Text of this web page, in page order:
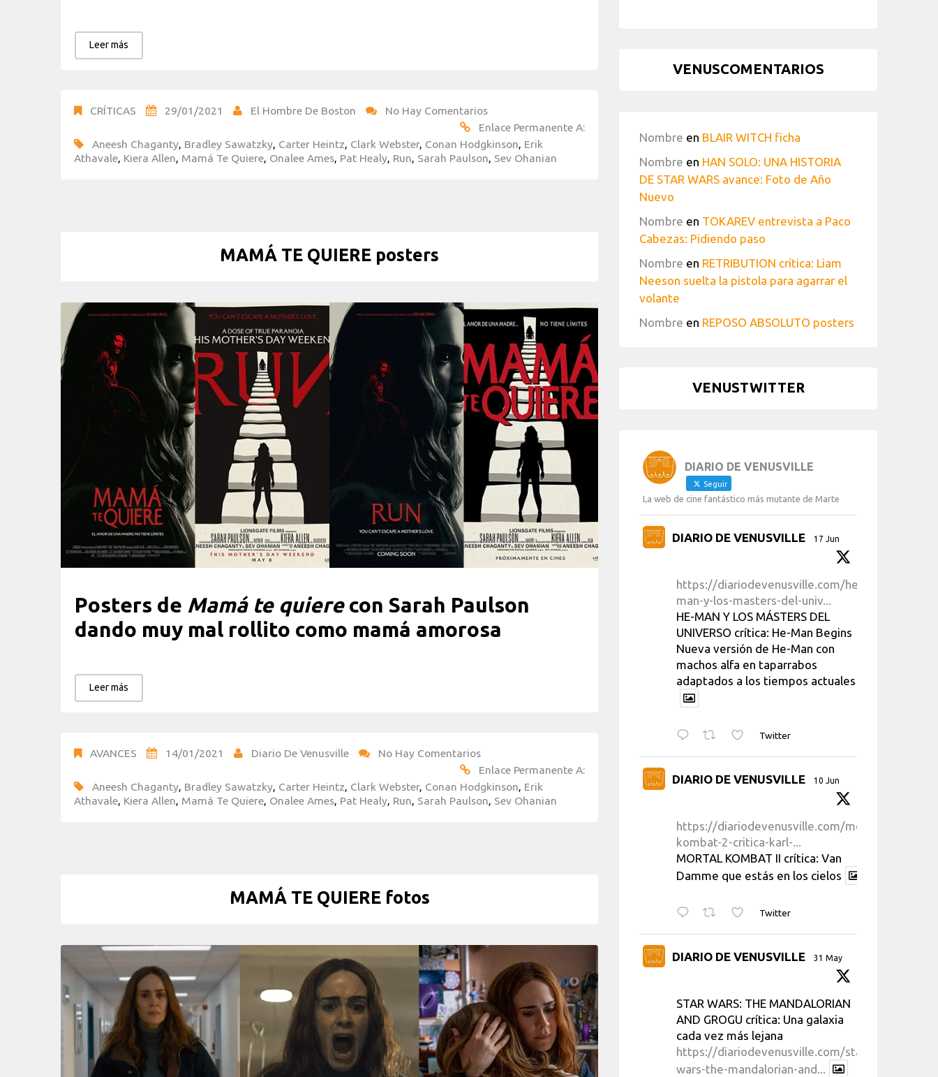
Leer más
CRÍTICAS 29/01/2021 El Hombre De Boston
No Hay Comentarios
Enlace Permanente A:
Aneesh Chaganty, Bradley Sawatzky, Carter Heintz, Clark Webster, Conan Hodgkinson, Erik
Athavale, Kiera Allen, Mamá Te Quiere, Onalee Ames, Pat Healy, Run, Sarah Paulson, Sev Ohanian
MAMÁ TE QUIERE posters
Posters de Mamá te quierecon Sarah Paulson
dando muy mal rollito como mamá amorosa
Leer más
AVANCES 14/01/2021 Diario De Venusville
No Hay Comentarios
Enlace Permanente A:
Aneesh Chaganty, Bradley Sawatzky, Carter Heintz, Clark Webster, Conan Hodgkinson, Erik
Athavale, Kiera Allen, Mamá Te Quiere, Onalee Ames, Pat Healy, Run, Sarah Paulson, Sev Ohanian
MAMÁ TE QUIERE fotos
VENUSCOMENTARIOS
Nombre en BLAIR WITCH ficha
Nombre en HAN SOLO: UNA HISTORIA
DE STAR WARS avance: Foto de Año
Nuevo
Nombre en TOKAREV entrevista a Paco
Cabezas: Pidiendo paso
Nombre en RETRIBUTION crítica: Liam
Neeson suelta la pistola para agarrar el
volante
Nombre en REPOSO ABSOLUTO posters
VENUSTWITTER
DIARIO DE VENUSVILLE
Seguir
La web de cine fantástico más mutante de Marte
DIARIO DE VENUSVILLE 17 Jun
https://diariodevenusville.com/he-
man-y-los-masters-del-univ...
HE-MAN Y LOS MÁSTERS DEL
UNIVERSO crítica: He-Man Begins
Nueva versión de He-Man con
machos alfa en taparrabos
adaptados a los tiempos actuales
Twitter
DIARIO DE VENUSVILLE 10 Jun
https://diariodevenusville.com/mortal-
kombat-2-critica-karl-...
MORTAL KOMBAT II crítica: Van
Damme que estás en los cielos
Twitter
DIARIO DE VENUSVILLE 31 May
STAR WARS: THE MANDALORIAN
AND GROGU crítica: Una galaxia
cada vez más lejana
https://diariodevenusville.com/star-
wars-the-mandalorian-and...